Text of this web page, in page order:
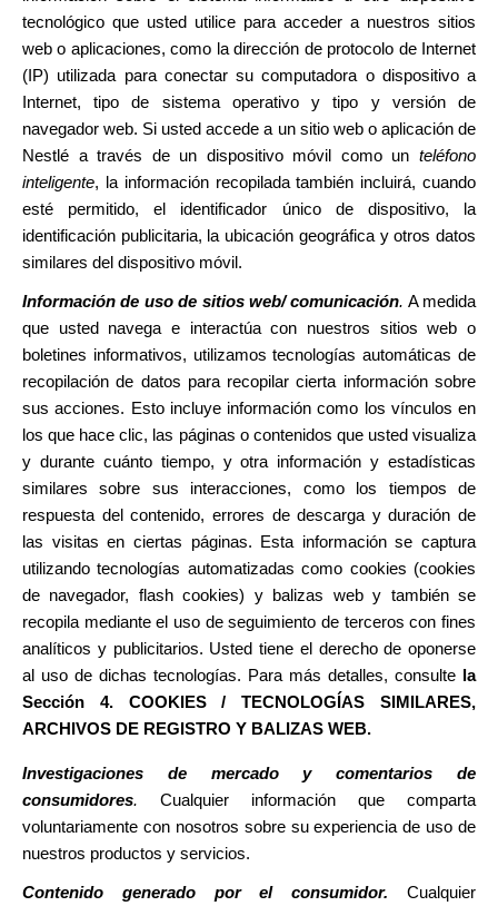
tecnológico que usted utilice para acceder a nuestros sitios
web o aplicaciones, como la dirección de protocolo de Internet
(IP) utilizada para conectar su computadora o dispositivo a
Internet, tipo de sistema operativo y tipo y versión de
navegador web. Si usted accede a un sitio web o aplicación de
Nestlé a través de un dispositivo móvil como un teléfono
inteligente, la información recopilada también incluirá, cuando
esté permitido, el identificador único de dispositivo, la
identificación publicitaria, la ubicación geográfica y otros datos
similares del dispositivo móvil.
Información de uso de sitios web/ comunicación. A medida
que usted navega e interactúa con nuestros sitios web o
boletines informativos, utilizamos tecnologías automáticas de
recopilación de datos para recopilar cierta información sobre
sus acciones. Esto incluye información como los vínculos en
los que hace clic, las páginas o contenidos que usted visualiza
y durante cuánto tiempo, y otra información y estadísticas
similares sobre sus interacciones, como los tiempos de
respuesta del contenido, errores de descarga y duración de
las visitas en ciertas páginas. Esta información se captura
utilizando tecnologías automatizadas como cookies (cookies
de navegador, flash cookies) y balizas web y también se
recopila mediante el uso de seguimiento de terceros con fines
analíticos y publicitarios. Usted tiene el derecho de oponerse
al uso de dichas tecnologías. Para más detalles, consulte
la
Sección 4. COOKIES / TECNOLOGÍAS SIMILARES,
ARCHIVOS DE REGISTRO Y BALIZAS WEB.
Investigaciones de mercado y comentarios de
consumidores. Cualquier información que comparta
voluntariamente con nosotros sobre su experiencia de uso de
nuestros productos y servicios.
Contenido generado por el consumidor. Cualquier